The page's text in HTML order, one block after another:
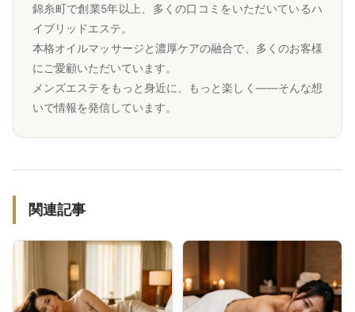
錦糸町で創業5年以上、多くの口コミをいただいているハ
イブリッドエステ。
本格オイルマッサージと濃厚ケアの融合で、多くのお客様
にご愛顧いただいています。
メンズエステをもっと身近に、もっと楽しく——そんな想
いで情報を発信しています。
関連記事